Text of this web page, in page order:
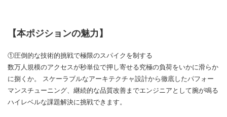
【本ポジションの魅力】
①圧倒的な技術的挑戦で極限のスパイクを制する
数万人規模のアクセスが秒単位で押し寄せる究極の負荷をいかに滑らか
に捌くか。 スケーラブルなアーキテクチャ設計から徹底したパフォー
マンスチューニング、継続的な品質改善までエンジニアとして腕が鳴る
ハイレベルな課題解決に挑戦できます。